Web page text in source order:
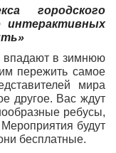
городского
интерактивных
впадают в зимнюю
пережить самое
мира
другое. Вас ждут
ребусы,
будут
бесплатные.